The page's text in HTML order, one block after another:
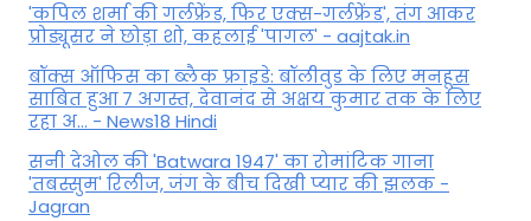
'कपिल शर्मा की गर्लफ्रेंड, फिर एक्स-गर्लफ्रेंड', तंग आकर
प्रोड्यूसर ने छोड़ा शो, कहलाई 'पागल' - aajtak.in
बॉक्स ऑफिस का ब्लैक फ्राइडे: बॉलीवुड के लिए मनहूस
साबित हुआ 7 अगस्त, देवानंद से अक्षय कुमार तक के लिए
रहा अ... - News18 Hindi
सनी देओल की 'Batwara 1947' का रोमांटिक गाना
'तबस्सुम' रिलीज, जंग के बीच दिखी प्यार की झलक -
Jagran